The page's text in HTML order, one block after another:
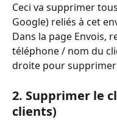
Ceci va supprimer
Google) reliés à cet
Dans la page Envois,
téléphone / nom du
droite pour supprimer
2. Supprimer le
clients)